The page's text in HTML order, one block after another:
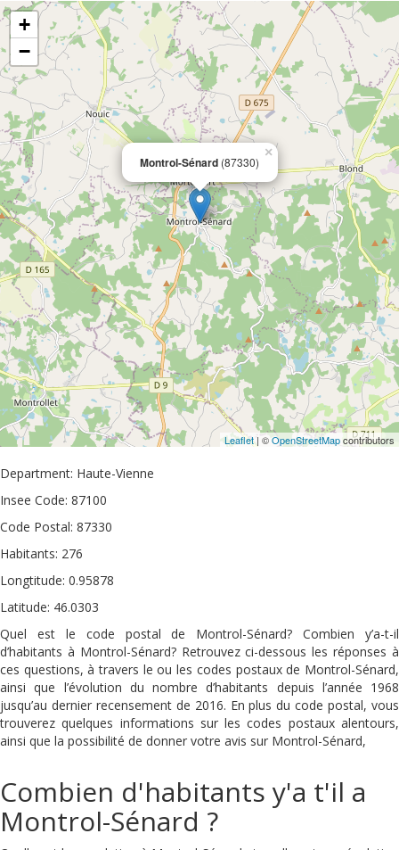
Montrol-Sénard (87330)
×
+
−
Leaflet| ©OpenStreetMapcontributors
Department: Haute-Vienne
Insee Code: 87100
Code Postal: 87330
Habitants: 276
Longtitude: 0.95878
Latitude: 46.0303
Quel est le code postal de Montrol-Sénard? Combien y’a-t-il
d’habitants à Montrol-Sénard? Retrouvez ci-dessous les réponses à
ces questions, à travers le ou les codes postaux de Montrol-Sénard,
ainsi que l’évolution du nombre d’habitants depuis l’année 1968
jusqu’au dernier recensement de 2016. En plus du code postal, vous
trouverez quelques informations sur les codes postaux alentours,
ainsi que la possibilité de donner votre avis sur Montrol-Sénard,
Combien d'habitants y'a t'il a
Montrol-Sénard ?